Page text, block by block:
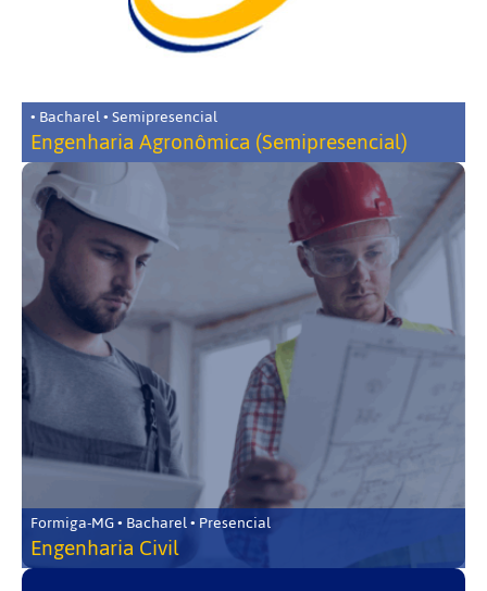
• Bacharel • Semipresencial
Engenharia Agronômica (Semipresencial)
Formiga-MG • Bacharel • Presencial
Engenharia Civil